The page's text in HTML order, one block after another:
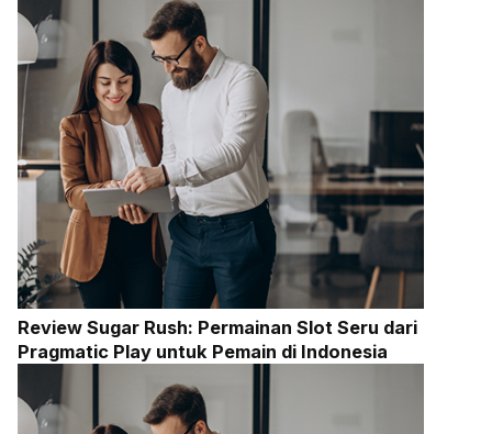
Review Sugar Rush: Permainan Slot Seru dari
Pragmatic Play untuk Pemain di Indonesia